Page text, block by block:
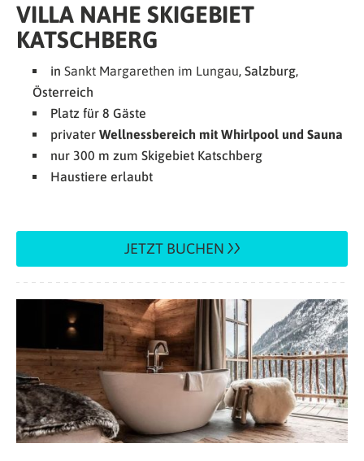
VILLA NAHE SKIGEBIET
KATSCHBERG
in Sankt Margarethen im Lungau, Salzburg,
Österreich
Platz für 8 Gäste
privater Wellnessbereich mit Whirlpool und Sauna
nur 300 m zum Skigebiet Katschberg
Haustiere erlaubt
JETZT BUCHEN